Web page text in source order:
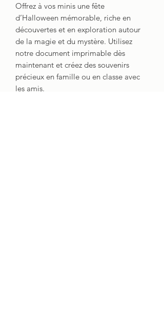
Offrez à vos minis une fête
d’Halloween mémorable, riche en
découvertes et en exploration autour
de la magie et du mystère. Utilisez
notre document imprimable dès
maintenant et créez des souvenirs
précieux en famille ou en classe avec
les amis.